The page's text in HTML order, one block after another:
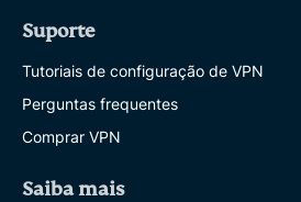
Suporte
Tutoriais de configuração de VPN
Perguntas frequentes
Comprar VPN
Saiba mais